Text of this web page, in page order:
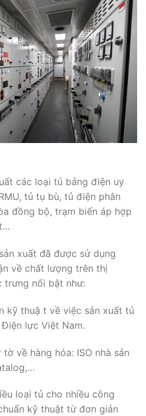
các loại tủ bảng điện uy
tủ tụ bù, tủ điện phân
đồng bộ, trạm biến áp hợp
xuất đã được sử dụng
về chất lượng trên thị
nổi bật như:
kỹ thuậ t về việc sản xuất tủ
lực Việt Nam.
về hàng hóa: ISO nhà sản
loại tủ cho nhiều công
kỹ thuật từ đơn giản